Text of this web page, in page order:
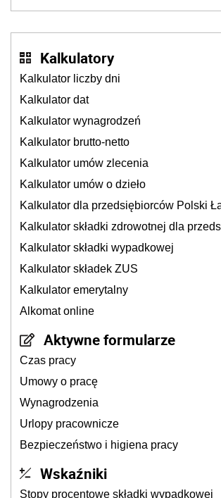
Kalkulatory
Kalkulator liczby dni
Kalkulator dat
Kalkulator wynagrodzeń
Kalkulator brutto-netto
Kalkulator umów zlecenia
Kalkulator umów o dzieło
Kalkulator dla przedsiębiorców Polski
Kalkulator składki zdrowotnej dla
Kalkulator składki wypadkowej
Kalkulator składek ZUS
Kalkulator emerytalny
Alkomat online
Aktywne formularze
Czas pracy
Umowy o pracę
Wynagrodzenia
Urlopy pracownicze
Bezpieczeństwo i higiena pracy
Wskaźniki
Stopy procentowe składki wypadkowej